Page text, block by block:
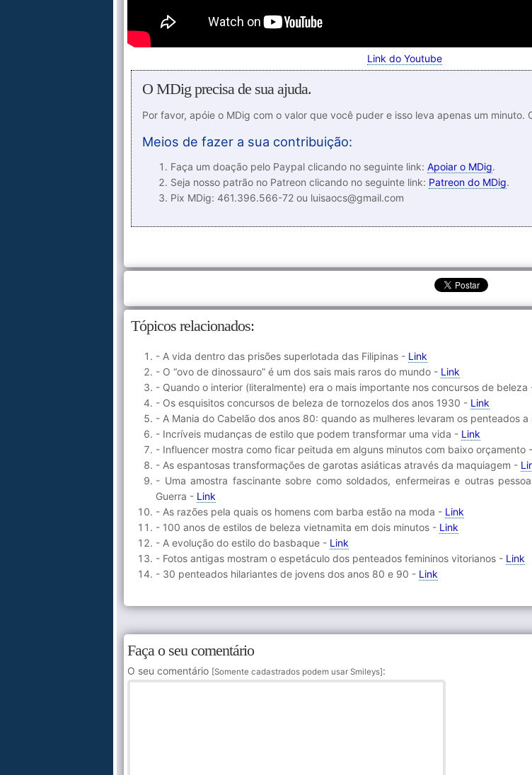
Link do Youtube
O MDig precisa de sua ajuda.
Por favor, apóie o MDig com o valor que você puder e isso leva apenas um minuto.
Meios de fazer a sua contribuição:
Faça um doação pelo Paypal clicando no seguinte link: Apoiar o MDig.
Seja nosso patrão no Patreon clicando no seguinte link: Patreon do MDig.
Pix MDig: 461.396.566-72 ou luisaocs@gmail.com
Tópicos relacionados:
- A vida dentro das prisões superlotada das Filipinas - Link
- O “ovo de dinossauro” é um dos sais mais raros do mundo - Link
- Quando o interior (literalmente) era o mais importante nos concursos de beleza
- Os esquisitos concursos de beleza de tornozelos dos anos 1930 - Link
- A Mania do Cabelão dos anos 80: quando as mulheres levaram os penteados
- Incríveis mudanças de estilo que podem transformar uma vida - Link
- Influencer mostra como ficar peituda em alguns minutos com baixo orçamento -
- As espantosas transformações de garotas asiáticas através da maquiagem -
- Uma amostra fascinante sobre como soldados, enfermeiras e outras
Guerra - Link
- As razões pela quais os homens com barba estão na moda - Link
- 100 anos de estilos de beleza vietnamita em dois minutos - Link
- A evolução do estilo do basbaque - Link
- Fotos antigas mostram o espetáculo dos penteados femininos vitorianos - Link
- 30 penteados hilariantes de jovens dos anos 80 e 90 - Link
Faça o seu comentário
O seu comentário [Somente cadastrados podem usar Smileys] :